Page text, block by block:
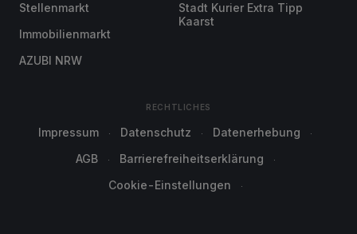
Stellenmarkt
Immobilienmarkt
AZUBI NRW
Stadt Kurier Extra Tipp
Kaarst
RECHTLICHES
Impressum Datenschutz
Datenerhebung
AGB
Barrierefreiheitserklärung
Cookie-Einstellungen